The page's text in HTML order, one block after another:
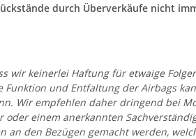
durch Überverkäufe nicht
wir keinerlei Haftung für etwaige
und Entfaltung der Airbags
Wir empfehlen daher dringend bei
einem anerkannten
den Bezügen gemacht werden,